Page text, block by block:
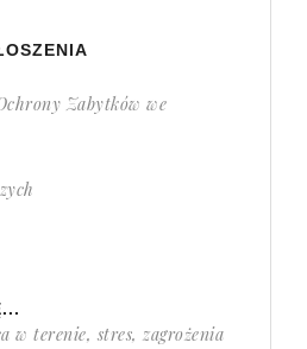
Zabytków we
w terenie, stres, zagrożenia